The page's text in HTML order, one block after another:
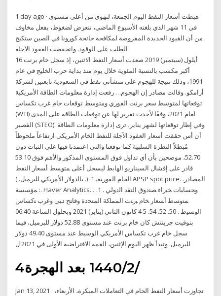
1 day ago · هبطت أسعار النفط اليوم الجمعة، لتهوي من أعلى مستوى
في 11 شهر الذي بلغته الأسبوع الماضي، تتعرض لضغوط، بفعل مخاوف
من أن القيود الجديدة المفروضة لمكافحة جائحة كورونا في الصين ستكبح
الطلب على الوقود. وانخفضت العقود الآجلة
16 أيلول (سبتمبر) 2019 صعدت أسعار النفط الاثنين، إذ سجل خام برنت
أكبر مكسب بالنسبة المئوية خلال يوم منذ بداية حرب الخليج في عام
1991، وذلك نتيجة للهجوم على منشأتي نفط في السعودية تابعتين لشركة
أرامكو. وقالت مصادر إن الهجوم… رفعت إدارة معلومات الطاقة الأمريكية
توقعاتها لمتوسط سعر برنت الفوري ومتوسط توقعات خام غرب تكساس
(WTI) لعام 2021، وفقًا لأحدث تقرير لها عن توقعات الطاقة على المدى
القصير (STEO). وفي إطار توقعاتها لشهر يناير، ترى إدارة معلومات الطاقة
أن أس حققت أسعار العقود الآجلة للنفط الخام الأمريكي ارتفاعاً ملحوظاً
مُبطلاً النظرة السلبية كما توقعنا والتي اعتمدنا فيها على الثبات دون
52.70، موضحين بأن أي تداول فوق المستوى المذكور والأهم فوق 53.10
قادر على إفشال السيناريو الهابط ليسجل أعلى ﻤﺘوﺴط أﺴﻌﺎر اﻟﻨﻔط
اﻟﺨﺎم اﻟﻔورﯿﺔ. 1. (. ﺒﺎﻟدوﻻر اﻷﻤرﯿﻛﻲ ﻟﻠﺒرﻤﯿل. ) APSP spot price. اﻟﻤﺼﺎدر.
: ﻤؤﺴﺴﺔ. Haver Analytics. ، وﺤﺴﺎﺒﺎت ﺨﺒراء ﺼﻨدوق اﻟﻨﻘد اﻟدوﻟﻲ . 1.
ﻤﺘوﺴط أﺴﻌﺎر ﺨﺎم ﺒرﻨت اﻟﻤﻤﻠﻛﺔ اﻟﻤﺘﺤدة وﻓﺎﺘﺢ دﺒﻲ وﻏرب ﺘﻛﺴﺎس
اﻟوﺴﯿط . 50. 52. 54. 5 4 كانون الثاني (يناير) 2021 وبحلول الساعة 06:40
بتوقيت جرينتش كان خام برنت عند مستوى 52.88 دولار للبرميل، فيما
سجل خام غرب تكساس الأمريكي الوسيط عند مستوى 49.40 دولار
للبرميل. وتبدأ ظهر اليوم الإثنين، القمة الافتراضية الأولى في 2021 ل
4‏‏/2‏‏/1440 بعد الهجرة
Jan 13, 2021 · تجاوزت أسعار النفط الخام في التعاملات المبكرة، الأربعاء،